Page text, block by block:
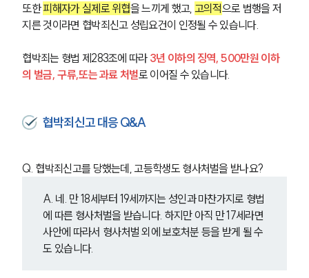
또한 피해자가 실제로 위협을 느끼게 했고, 고의적으로 범행을 저
지른 것이라면 협박죄신고 성립요건이 인정될 수 있습니다.
협박죄는 형법 제283조에 따라 3년 이하의 징역, 500만원 이하
의 벌금, 구류,또는 과료 처벌로 이어질 수 있습니다.
협박죄신고 대응 Q&A
Q. 협박죄신고를 당했는데, 고등학생도 형사처벌을 받나요?
A. 네. 만 18세부터 19세까지는 성인과 마찬가지로 형법
에 따른 형사처벌을 받습니다. 하지만 아직 만 17세라면
사안에 따라서 형사처벌 외에 보호처분 등을 받게 될 수
도 있습니다.